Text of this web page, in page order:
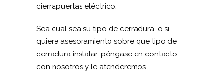
cierrapuertas eléctrico.
Sea cual sea su tipo de cerradura, o si
quiere asesoramiento sobre que tipo de
cerradura instalar, póngase en contacto
con nosotros y le atenderemos.